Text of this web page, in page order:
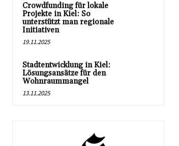
Crowdfunding für lokale
Projekte in Kiel: So
unterstützt man regionale
Initiativen
19.11.2025
Stadtentwicklung in Kiel:
Lösungsansätze für den
Wohnraummangel
13.11.2025